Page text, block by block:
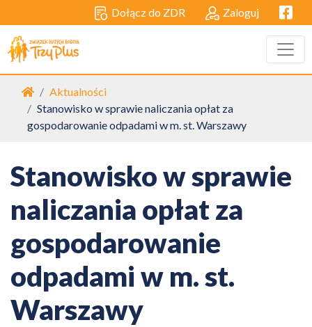
Dołącz do ZDR Zaloguj
Strona główna
Aktualności
Stanowisko w sprawie naliczania opłat za
gospodarowanie odpadami w m. st. Warszawy
Stanowisko w sprawie
naliczania opłat za
gospodarowanie
odpadami w m. st.
Warszawy